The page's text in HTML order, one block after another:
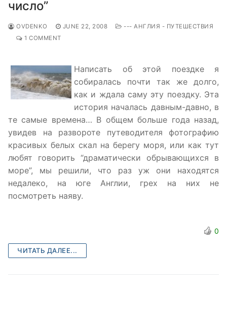
число”
OVDENKO JUNE 22, 2008
--- АНГЛИЯ - ПУТЕШЕСТВИЯ
1 COMMENT
Написать об этой поездке я
собиралась почти так же долго,
как и ждала саму эту поездку. Эта
история началась давным-давно, в
те самые времена… В общем больше года назад,
увидев на развороте путеводителя фотографию
красивых белых скал на берегу моря, или как тут
любят говорить “драматически обрывающихся в
море”, мы решили, что раз уж они находятся
недалеко, на юге Англии, грех на них не
посмотреть наяву.
0
ЧИТАТЬ ДАЛЕЕ...